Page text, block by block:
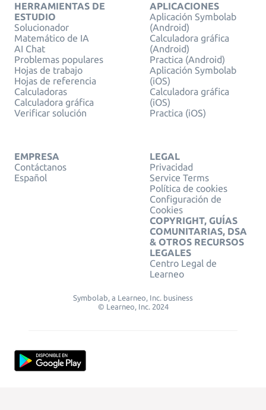
HERRAMIENTAS DE
ESTUDIO
Solucionador
Matemático de IA
AI Chat
Problemas populares
Hojas de trabajo
Hojas de referencia
Calculadoras
Calculadora gráfica
Verificar solución
APLICACIONES
Aplicación Symbolab
(Android)
Calculadora gráfica
(Android)
Practica (Android)
Aplicación Symbolab
(iOS)
Calculadora gráfica
(iOS)
Practica (iOS)
EMPRESA
Contáctanos
Español
LEGAL
Privacidad
Service Terms
Política de cookies
Configuración de
Cookies
COPYRIGHT, GUÍAS
COMUNITARIAS, DSA
& OTROS RECURSOS
LEGALES
Centro Legal de
Learneo
Symbolab, a Learneo, Inc. business
© Learneo, Inc. 2024